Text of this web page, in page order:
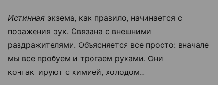
Истинная экзема, как правило, начинается с
поражения рук. Связана с внешними
раздражителями. Объясняется все просто: вначале
мы все пробуем и трогаем руками. Они
контактируют с химией, холодом…